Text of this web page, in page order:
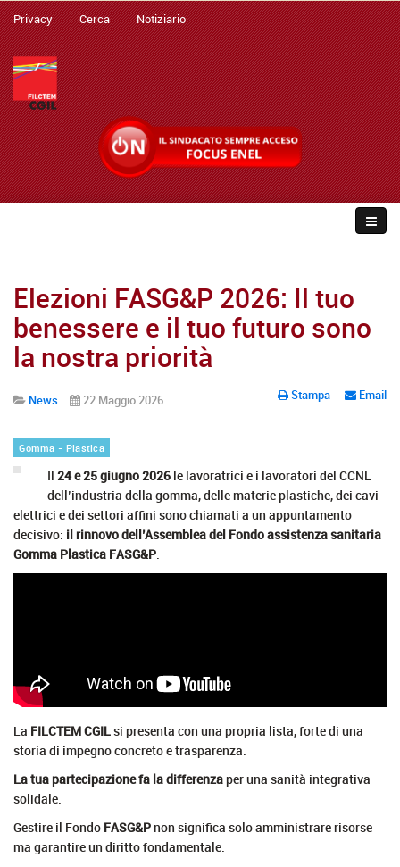
Privacy Cerca Notiziario
Elezioni FASG&P 2026: Il tuo
benessere e il tuo futuro sono
la nostra priorità
Stampa Email
News 22 Maggio 2026
Gomma - Plastica
Il 24 e 25 giugno 2026 le lavoratrici e i lavoratori del CCNL
dell’industria della gomma, delle materie plastiche, dei cavi
elettrici e dei settori affini sono chiamati a un appuntamento
decisivo: il rinnovo dell’Assemblea del Fondo assistenza sanitaria
Gomma Plastica FASG&P
La FILCTEM CGILsi presenta con una propria lista, forte di una
storia di impegno concreto e trasparenza.
La tua partecipazione fa la differenzaper una sanità integrativa
solidale.
Gestire il Fondo FASG&Pnon significa solo amministrare risorse
ma garantire un diritto fondamentale.